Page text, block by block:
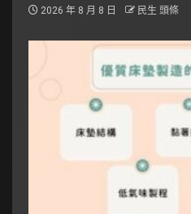
2026 年 8 月 8 日 民生 頭條